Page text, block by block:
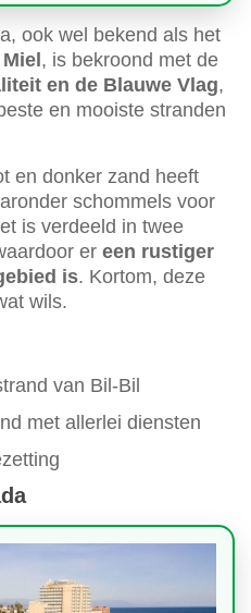
ook wel bekend als het
, is bekroond met de
en de Blauwe Vlag,
en mooiste stranden
en donker zand heeft
schommels voor
is verdeeld in twee
er een rustiger
is. Kortom, deze
wils.
van Bil-Bil
met allerlei diensten